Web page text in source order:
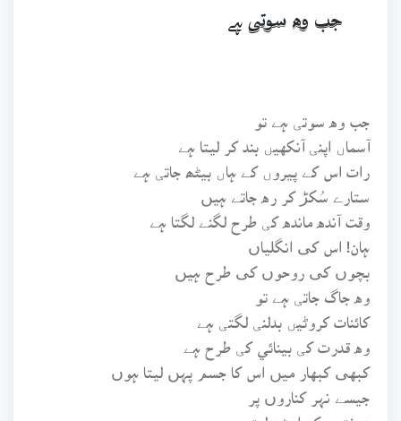
جب وه سوتی ہے
آسماں اپنی آنکهيں بند کر ليتا ہے
رات اس کے پيروں کے ہاں بيڻھ جاتی ہے
ستارے سُکڑ کر ره جاتے ہيں
وقت آنده مانده کی طرح لگنے لگتا ہے
ہان! اس کی انگلياں
بچوں کی روحوں کی طرح ہيں
وه جاگ جاتی ہے تو
کائنات کروڻيں بدلنی لگتی ہے
وه قدرت کی بينائي کی طرح ہے
کبهی کبهار ميں اس کا جسم پہں ليتا ہوں
جيسے نہر کناروں پر
درختوں کو اوڑه ليتی ہے